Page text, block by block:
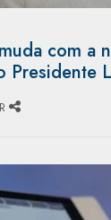
com a
Presidente